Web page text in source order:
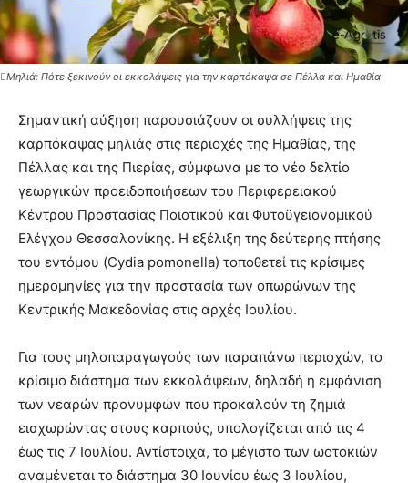
Μηλιά: Πότε ξεκινούν οι εκκολάψεις για την καρπόκαψα σε Πέλλα και Ημαθία
Σημαντική αύξηση παρουσιάζουν οι συλλήψεις της
καρπόκαψας μηλιάς στις περιοχές της Ημαθίας, της
Πέλλας και της Πιερίας, σύμφωνα με το νέο δελτίο
γεωργικών προειδοποιήσεων του Περιφερειακού
Κέντρου Προστασίας Ποιοτικού και Φυτοϋγειονομικού
Ελέγχου Θεσσαλονίκης. Η εξέλιξη της δεύτερης πτήσης
του εντόμου (Cydia pomonella) τοποθετεί τις κρίσιμες
ημερομηνίες για την προστασία των οπωρώνων της
Κεντρικής Μακεδονίας στις αρχές Ιουλίου.
Για τους μηλοπαραγωγούς των παραπάνω περιοχών, το
κρίσιμο διάστημα των εκκολάψεων, δηλαδή η εμφάνιση
των νεαρών προνυμφών που προκαλούν τη ζημιά
εισχωρώντας στους καρπούς, υπολογίζεται από τις 4
έως τις 7 Ιουλίου. Αντίστοιχα, το μέγιστο των ωοτοκιών
αναμένεται το διάστημα 30 Ιουνίου έως 3 Ιουλίου,